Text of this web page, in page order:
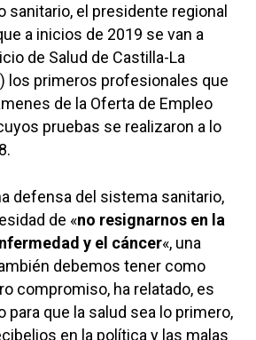
sanitario, el presidente regional
a inicios de 2019 se van a
de Salud de Castilla-La
los primeros profesionales que
de la Oferta de Empleo
pruebas se realizaron a lo
defensa del sistema sanitario,
de «no resignarnos en la
y el cáncer«, una
debemos tener como
compromiso, ha relatado, es
para que la salud sea lo primero,
en la política y las malas